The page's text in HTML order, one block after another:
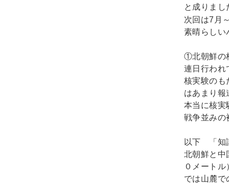
と成りまし
次回は7 月
素晴らしい
①北朝鮮の
連日行われ
核実験のも
はあまり報
本当に核実
戦争並みの
以下 「知
北朝鮮と中
０メート
では山麓で